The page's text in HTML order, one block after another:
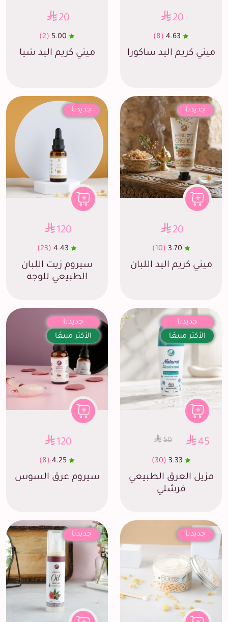
20
4.63
(8)
ميني كريم اليد ساكورا
20
5.00
(2)
ميني كريم اليد شيا
جديدنا
20
3.70
(10)
ميني كريم اليد اللبان
جديدنا
120
4.43
(23)
سيروم زيت اللبان
الطبيعي للوجه
جديدنا
الأكثر مبيعًا
45
50
3.33
(30)
مزيل العرق الطبيعي
فرشلي
جديدنا
الأكثر مبيعًا
120
4.25
(8)
سيروم عرق السوس
جديدنا جديدنا